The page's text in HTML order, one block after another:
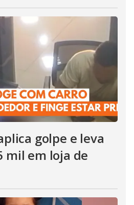
golpe e leva
mil em loja de